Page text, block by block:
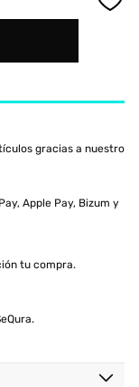
gracias a nuestro
Apple Pay, Bizum y
tu compra.